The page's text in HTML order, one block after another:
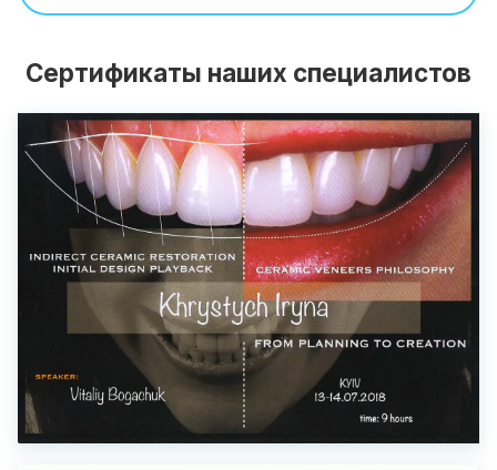
Сертификаты наших специалистов